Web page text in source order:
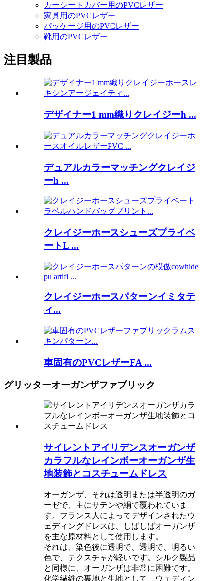
カーシートカバー用のPVCレザー
家具用のPVCレザー
パッケージ用のPVCレザー
靴用のPVCレザー
注目製品
デザイナー1 mm織りクレイジーh ...
デュアルカラーマッチングクレイジ
ーh ...
クレイジーホースシューズプライベ
ートL ...
クレイジーホースパターンイミタテ
ィ...
車固有のPVCレザーFA ...
グリッターオーガンザファブリック
サイレントアイリデンスオーガンザ
カラフルなレインボーオーガンザ生
地装飾とコスチュームドレス
オーガンザ、それは透明または半透明のガ
ーゼで、主にサテンや絹で覆われていま
す。フランス人によってデザインされたウ
ェディングドレスは、しばしばオーガンザ
を主な原材料として使用します。
それは、染色後に透明で、透明で、明るい
色で、テクスチャが軽いです。シルク製品
と同様に、オーガンザは非常に困難です。
化学繊維の裏地と生地として、ウェディン